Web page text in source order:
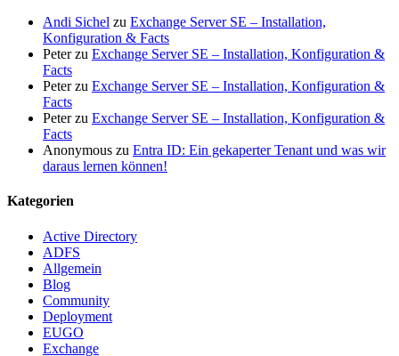
Andi Sichel zu Exchange Server SE – Installation,
Konfiguration & Facts
Peterzu Exchange Server SE – Installation, Konfiguration &
Facts
Peterzu Exchange Server SE – Installation, Konfiguration &
Facts
Peterzu Exchange Server SE – Installation, Konfiguration &
Facts
Anonymous zu Entra ID: Ein gekaperter Tenant und was wir
daraus lernen können!
Kategorien
Active Directory
ADFS
Allgemein
Blog
Community
Deployment
EUGO
Exchange